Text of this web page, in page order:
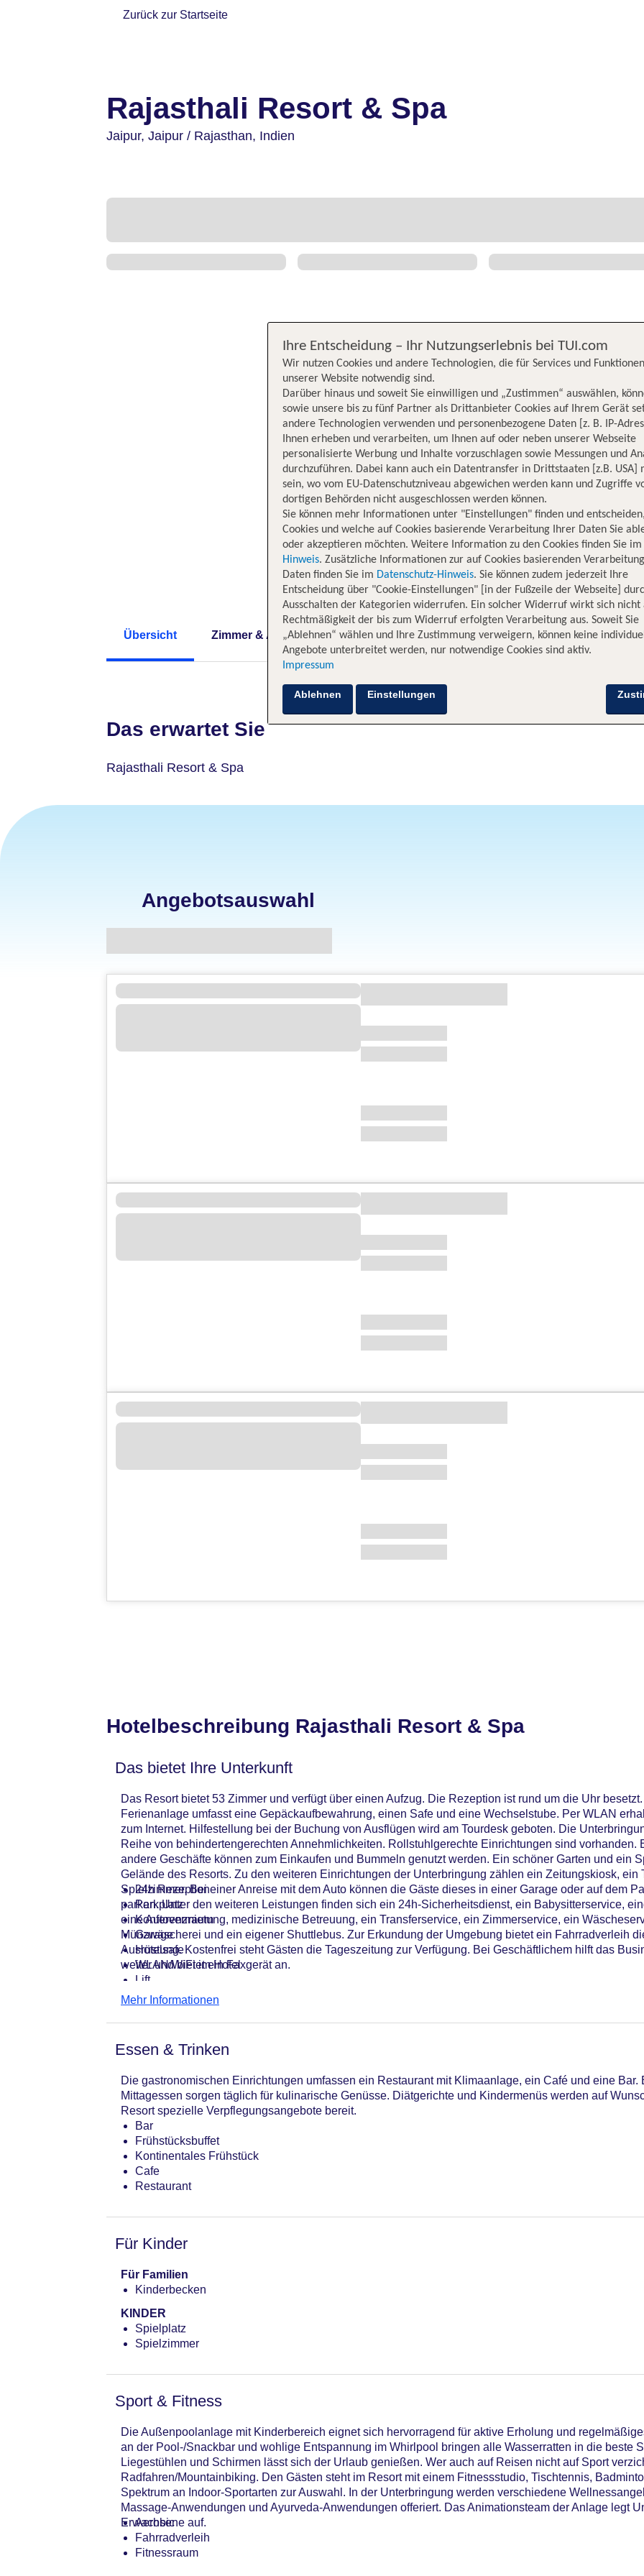
Zurück zur Startseite
Rajasthali Resort & Spa
Jaipur, Jaipur / Rajasthan, Indien
Übersicht Zimmer & Angebote Hotelinformationen Lage Bewertungen
Das erwartet Sie
Rajasthali Resort & Spa
Angebotsauswahl
Hotelbeschreibung Rajasthali Resort & Spa
Das bietet Ihre Unterkunft
Das Resort bietet 53 Zimmer und verfügt über einen Aufzug. Die Rezeption ist rund um die Uhr
Ferienanlage umfasst eine Gepäckaufbewahrung, einen Safe und eine Wechselstube. Per WLAN
zum Internet. Hilfestellung bei der Buchung von Ausflügen wird am Tourdesk geboten. Die
Reihe von behindertengerechten Annehmlichkeiten. Rollstuhlgerechte Einrichtungen sind vorhanden.
andere Geschäfte können zum Einkaufen und Bummeln genutzt werden. Ein schöner Garten und ein
Gelände des Resorts. Zu den weiteren Einrichtungen der Unterbringung zählen ein Zeitungskiosk, ein
Spielzimmer. Bei einer Anreise mit dem Auto können die Gäste dieses in einer Garage oder auf dem
parken. Unter den weiteren Leistungen finden sich ein 24h-Sicherheitsdienst, ein Babysitterservice,
eine Autovermietung, medizinische Betreuung, ein Transferservice, ein Zimmerservice, ein
Münzwäscherei und ein eigener Shuttlebus. Zur Erkundung der Umgebung bietet ein Fahrradverleih
Ausrüstung. Kostenfrei steht Gästen die Tageszeitung zur Verfügung. Bei Geschäftlichem hilft das
weiter und bietet ein Faxgerät an.
24h Rezeption
Parkplatz
Konferenzraum
Garage
Hotelsafe
WLAN/WiFi im Hotel
Lift
Anzahl der Aufzüge: 1
Sonnenterrasse
Pools:Kinderbecken, Outdoor Pool, Sonnenschirme am Pool, Liegen am Pool
Mehr Informationen
Essen & Trinken
Die gastronomischen Einrichtungen umfassen ein Restaurant mit Klimaanlage, ein Café und eine Bar.
Mittagessen sorgen täglich für kulinarische Genüsse. Diätgerichte und Kindermenüs werden auf
Resort spezielle Verpflegungsangebote bereit.
Bar
Frühstücksbuffet
Kontinentales Frühstück
Cafe
Restaurant
Für Kinder
Für Familien
Kinderbecken
KINDER
Spielplatz
Spielzimmer
Sport & Fitness
Die Außenpoolanlage mit Kinderbereich eignet sich hervorragend für aktive Erholung und
an der Pool-/Snackbar und wohlige Entspannung im Whirlpool bringen alle Wasserratten in die beste
Liegestühlen und Schirmen lässt sich der Urlaub genießen. Wer auch auf Reisen nicht auf Sport
Radfahren/Mountainbiking. Den Gästen steht im Resort mit einem Fitnessstudio, Tischtennis,
Spektrum an Indoor-Sportarten zur Auswahl. In der Unterbringung werden verschiedene
Massage-Anwendungen und Ayurveda-Anwendungen offeriert. Das Animationsteam der Anlage legt
Erwachsene auf.
Aerobic
Fahrradverleih
Fitnessraum
Ihre Entscheidung – Ihr Nutzungserlebnis bei TUI.com
Wir nutzen Cookies und andere Technologien, die für Services und
unserer Website notwendig sind.
Darüber hinaus und soweit Sie einwilligen und „Zustimmen“ auswählen,
sowie unsere bis zu fünf Partner als Drittanbieter Cookies auf Ihrem Gerät
andere Technologien verwenden und personenbezogene Daten [z. B. IP-
Ihnen erheben und verarbeiten, um Ihnen auf oder neben unserer Webseite
personalisierte Werbung und Inhalte vorzuschlagen sowie Messungen und
durchzuführen. Dabei kann auch ein Datentransfer in Drittstaaten [z.B. USA]
sein, wo vom EU-Datenschutzniveau abgewichen werden kann und Zugriffe
dortigen Behörden nicht ausgeschlossen werden können.
Sie können mehr Informationen unter "Einstellungen" finden und
Cookies und welche auf Cookies basierende Verarbeitung Ihrer Daten Sie
oder akzeptieren möchten. Weitere Information zu den Cookies finden Sie im
Hinweis. Zusätzliche Informationen zur auf Cookies basierenden
Daten finden Sie im Datenschutz-Hinweis. Sie können zudem jederzeit Ihre
Entscheidung über "Cookie-Einstellungen" [in der Fußzeile der Webseite]
Ausschalten der Kategorien widerrufen. Ein solcher Widerruf wirkt sich nicht
Rechtmäßigkeit der bis zum Widerruf erfolgten Verarbeitung aus. Soweit Sie
„Ablehnen“ wählen und Ihre Zustimmung verweigern, können keine
Angebote unterbreitet werden, nur notwendige Cookies sind aktiv.
Impressum
Ablehnen Einstellungen